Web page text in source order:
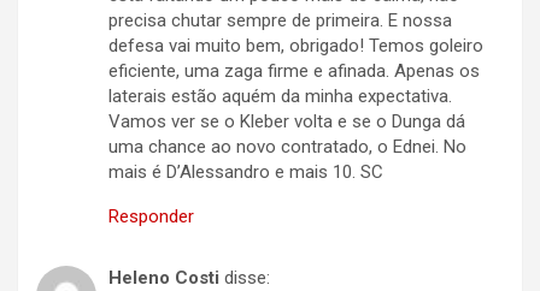
precisa chutar sempre de primeira. E nossa
defesa vai muito bem, obrigado! Temos goleiro
eficiente, uma zaga firme e afinada. Apenas os
laterais estão aquém da minha expectativa.
Vamos ver se o Kleber volta e se o Dunga dá
uma chance ao novo contratado, o Ednei. No
mais é D’Alessandro e mais 10. SC
Responder
Heleno Costi disse: